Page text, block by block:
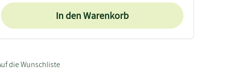
In den Warenkorb
die Wunschliste